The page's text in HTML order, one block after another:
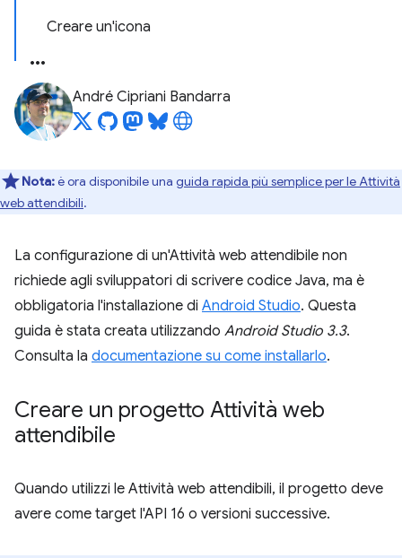
Creare un'icona
André Cipriani Bandarra
Nota:è ora disponibile una guida rapida più semplice per le Attività
web attendibili.
La configurazione di un'Attività web attendibile non
richiede agli sviluppatori di scrivere codice Java, ma è
obbligatoria l'installazione di Android Studio. Questa
guida è stata creata utilizzando Android Studio 3.3.
Consulta la documentazione su come installarlo.
Creare un progetto Attività web
attendibile
Quando utilizzi le Attività web attendibili, il progetto deve
avere come target l'API 16 o versioni successive.